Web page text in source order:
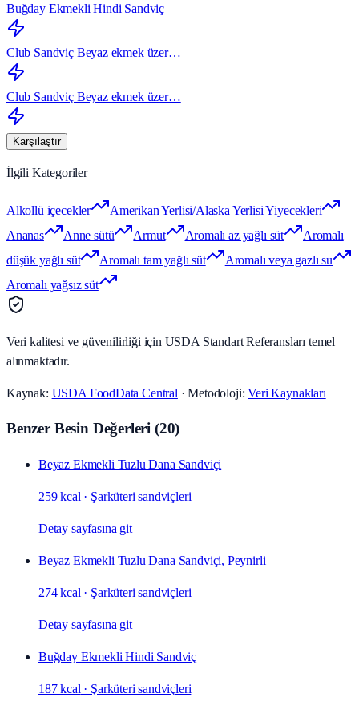
Buğday Ekmekli Hindi Sandviç
Club Sandviç Beyaz ekmek üzer…
Club Sandviç Beyaz ekmek üzer…
Karşılaştır
İlgili Kategoriler
Alkollü içecekler
Amerikan Yerlisi/Alaska Yerlisi Yiyecekleri
Ananas
Anne sütü Armut Aromalı az yağlı süt
Aromalı
düşük yağlı süt
Aromalı tam yağlı süt
Aromalı veya gazlı su
Aromalı yağsız süt
Veri kalitesi ve güvenilirliği için USDA Standart Referansları temel
alınmaktadır.
Kaynak: USDA FoodData Central · Metodoloji:Veri Kaynakları
Benzer Besin Değerleri (20)
Beyaz Ekmekli Tuzlu Dana Sandviçi
259 kcal · Şarküteri sandviçleri
Detay sayfasına git
Beyaz Ekmekli Tuzlu Dana Sandviçi, Peynirli
274 kcal · Şarküteri sandviçleri
Detay sayfasına git
Buğday Ekmekli Hindi Sandviç
187 kcal · Şarküteri sandviçleri